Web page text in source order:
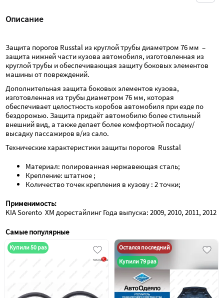
Описание
Защита порогов Russtal из круглой трубы диаметром 76 мм  –
защита нижней части кузова автомобиля, изготовленная из
круглой трубы и обеспечивающая защиту боковых элементов
машины от повреждений.
Дополнительная защита боковых элементов кузова,
изготовленная из трубы диаметром 76 мм, которая
обеспечивает целостность коробов автомобиля при езде по
бездорожью. Защита придаёт автомобилю более стильный
внешний вид, а также делает более комфортной посадку/
высадку пассажиров в/из сало.
Технические характеристики защиты порогов  Russtal
Материал: полированная нержавеющая сталь;
Крепление: штатное ;
Количество точек крепления в кузову : 2 точки;
Применимость:
KIA Sorento  XM дорестайлинг Года выпуска: 2009, 2010, 2011, 2012
Самые популярные
Купили 50 раз
Остался последний
Купили 79 раз